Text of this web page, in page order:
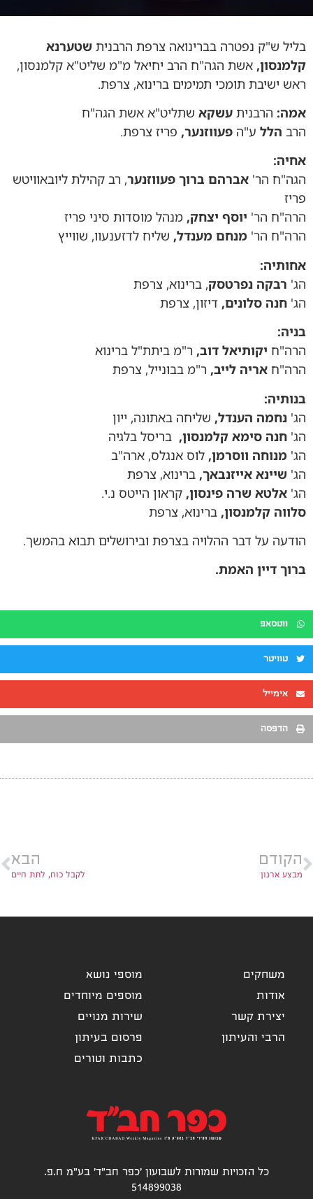
בליל ש"ק נפטרה בברינואה צרפת הרבנית שטערנא
קלמנסון, אשת הגה"ח הרב יחיאל מ"מ שליט"א קלמנסון,
ראש ישיבת תומכי תמימים ברינוא, צרפת.
אמה: הרבנית עשקא שתליט"א אשת הגה"ח
הרב הלל ע"ה פעווזנער, פריז צרפת.
אחיה:
הגה"ח הר' אברהם ברוך פעווזנער, רב קהילת ליובאוויטש
פריז
הרה"ח הר' יוסף יצחק, מנהל מוסדות סיני פריז
הרה"ח הר' מנחם מענדל, שליח לדזענעוו, שווייץ
אחותיה:
הג' רבקה נפרטסק, ברינוא, צרפת
הג' חנה סלונים, דיזון, צרפת
בניה:
הרה"ח יקותיאל דוב, ר"מ ביתת"ל ברינוא
הרה"ח אריה לייב, ר"מ בבונייל, צרפת
בנותיה:
הג' נחמה הענדל, שליחה באתונה, ייון
הג' חנה סימא קלמנסון, בריסל בלגיה
הג' מנוחה ווסרמן, לוס אנגלס, ארה"ב
הג' שיינא אייזנבאך, ברינוא, צרפת
הג' אלטא שרה פינסון, קראון הייטס נ.י.
סלווה קלמנסון, ברינוא, צרפת
הודעה על דבר ההלויה בצרפת ובירושלים תבוא בהמשך.
ברוך דיין האמת.
ווטסאפ
טוויטר
אימייל
הדפסה
הקודם
מבצע ארנון
הבא
לקבל כוח, לתת חיים
כל הזכויות שמורות לשבועון 'כפר חב"ד' בע"מ ח.פ.
514899038
מוספי נושא
מוספים מיוחדים
שירות מנויים
פרסום בעיתון
כתבות וטורים
משחקים
אודות
יצירת קשר
הרבי והעיתון